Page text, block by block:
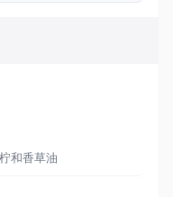
和香草油